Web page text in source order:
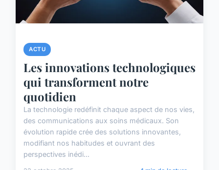
ACTU
Les innovations technologiques
qui transforment notre
quotidien
La technologie redéfinit chaque aspect de nos vies,
des communications aux soins médicaux. Son
évolution rapide crée des solutions innovantes,
modifiant nos habitudes et ouvrant des
perspectives inédi...